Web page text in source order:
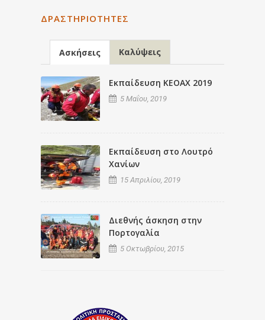
ΔΡΑΣΤΗΡΙΌΤΗΤΕΣ
Ασκήσεις Καλύψεις
Εκπαίδευση ΚΕΟΑΧ 2019
5 Μαΐου, 2019
Εκπαίδευση στο Λουτρό
Χανίων
15 Απριλίου, 2019
Διεθνής άσκηση στην
Πορτογαλία
5 Οκτωβρίου, 2015